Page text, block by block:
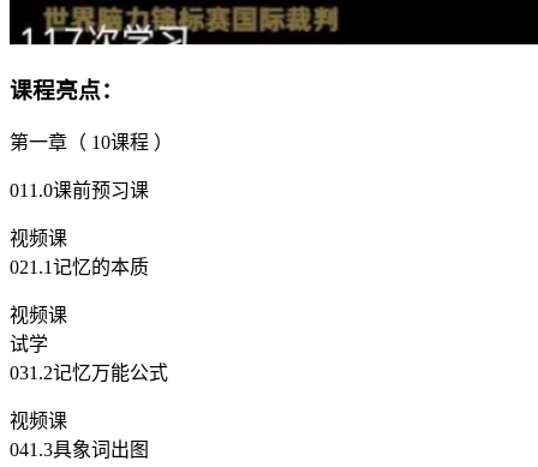
课程亮点：
第一章（ 10课程 ）
011.0课前预习课
视频课
021.1记忆的本质
视频课
试学
031.2记忆万能公式
视频课
041.3具象词出图